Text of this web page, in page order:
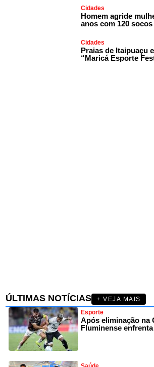
Cidades
Homem agride
anos com 120
Cidades
Praias de Itaipuaçu
“Maricá Esporte
ÚLTIMAS NOTÍCIAS
+ VEJA MAIS
Esporte
Após eliminação na
Fluminense